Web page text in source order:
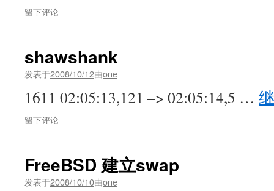
留下评论
shawshank
发表于2008/10/12由one
1611 02:05:13,121 –> 02:05:14,5 …
留下评论
FreeBSD 建立swap
发表于2008/10/10由one